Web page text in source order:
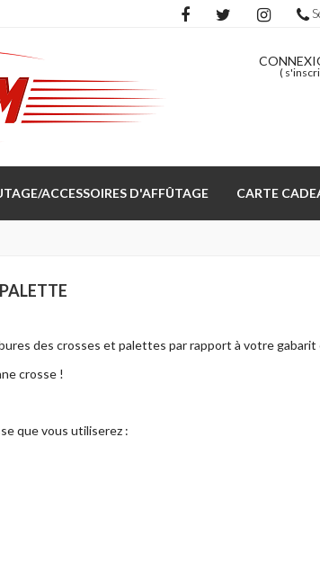
(
ACCESSOIRES D'AFFÛTAGE CARTE
des crosses et palettes par rapport à votre
crosse !
que vous utiliserez :